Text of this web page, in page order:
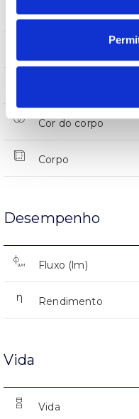
IK Proteção contra
Cor do corpo
Corpo
Desempenho
Fluxo (lm)
Rendimento
Vida
Vida